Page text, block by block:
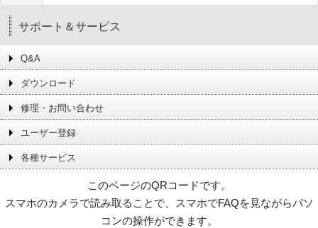
サポート＆サービス
Q&A
ダウンロード
修理・お問い合わせ
ユーザー登録
各種サービス
このページのQRコードです。
スマホのカメラで読み取ることで、スマホでFAQを見ながらパソ
コンの操作ができます。